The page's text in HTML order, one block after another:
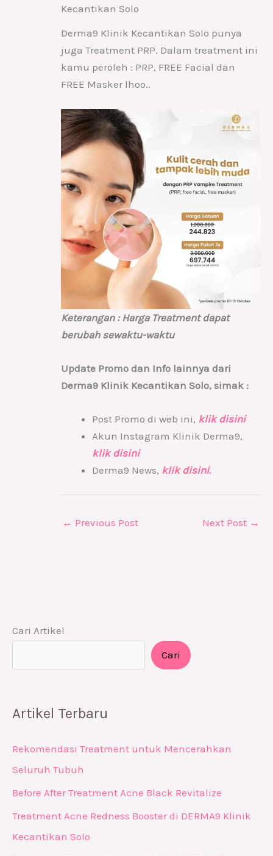
Cari Artikel
Cari
Artikel Terbaru
Rekomendasi Treatment untuk Mencerahkan
Seluruh Tubuh
Before After Treatment Acne Black Revitalize
Treatment Acne Redness Booster di DERMA9 Klinik
Kecantikan Solo
Kecantikan Solo
Derma9 Klinik Kecantikan Solo punya
juga Treatment PRP. Dalam treatment ini
kamu peroleh : PRP, FREE Facial dan
FREE Masker lhoo..
Keterangan : Harga Treatment dapat
berubah sewaktu-waktu
Update Promo dan Info lainnya dari
Derma9 Klinik Kecantikan Solo, simak :
Post Promo di web ini, klik disini
Akun Instagram Klinik Derma9,
klik disini
Derma9 News, klik disini.
← Previous Post Next Post →